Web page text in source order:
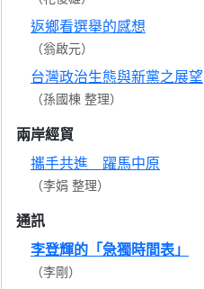
返鄉看選舉的感想
（翁啟元）
台灣政治生態與新黨之展望
（孫國棟 整理）
兩岸經貿
攜手共進 躍馬中原
（李娟 整理）
通訊
李登輝的「急獨時間表」
（李剛）